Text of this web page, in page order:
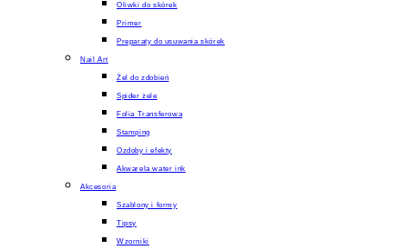
Oliwki do skórek
Primer
Preparaty do usuwania skórek
Nail Art
Żel do zdobień
Spider żele
Folia Transferowa
Stamping
Ozdoby i efekty
Akwarela water ink
Akcesoria
Szablony i formy
Tipsy
Wzorniki